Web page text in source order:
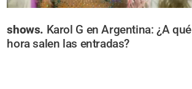
shows. Karol G en Argentina: ¿A qué
hora salen las entradas?